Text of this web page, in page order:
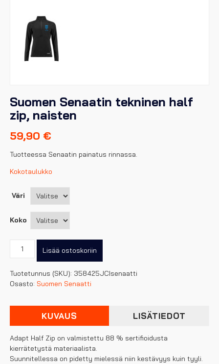
Suomen Senaatin tekninen half
zip, naisten
59,90 €
Tuotteessa Senaatin painatus rinnassa.
Kokotaulukko
Väri
Koko
Senaatin
half
zip,
määrä
Lisää ostoskoriin
Tuotetunnus (SKU): 358425JCIsenaatti
Osasto: Suomen Senaatti
KUVAUS LISÄTIEDOT
Adapt Half Zip on valmistettu 88 % sertifioidusta
kierrätetystä materiaalista.
Suunnitellessa on pidetty mielessä niin kestävyys kuin tyyli.